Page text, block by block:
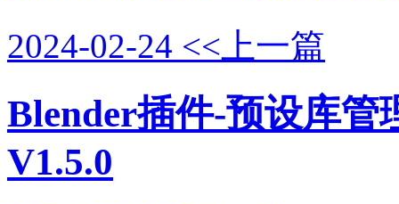
2024-02-24 <<上一篇
Blender插件-预设库管
V1.5.0